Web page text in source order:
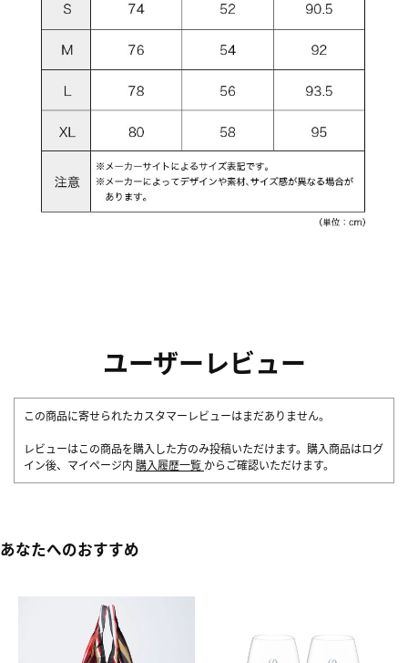
ユーザーレビュー
この商品に寄せられたカスタマーレビューはまだありません。
レビューはこの商品を購入した方のみ投稿いただけます。購入商品はログ
イン後、マイページ内 購入履歴一覧 からご確認いただけます。
あなたへのおすすめ